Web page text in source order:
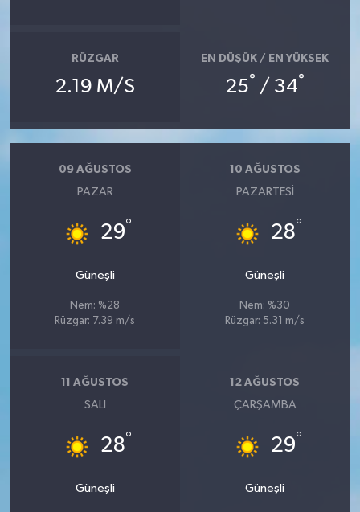
RÜZGAR
2.19 M/S
EN DÜŞÜK / EN YÜKSEK
25° / 34°
09 AĞUSTOS
PAZAR
29°
Güneşli
Nem: %28
Rüzgar: 7.39 m/s
10 AĞUSTOS
PAZARTESI
28°
Güneşli
Nem: %30
Rüzgar: 5.31 m/s
11 AĞUSTOS
SALI
28°
Güneşli
12 AĞUSTOS
ÇARŞAMBA
29°
Güneşli